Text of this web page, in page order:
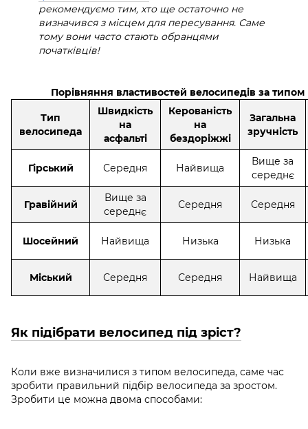
рекомендуємо тим, хто ще остаточно не
визначився з місцем для пересування. Саме
тому вони часто стають обранцями
початківців!
Порівняння властивостей велосипедів за типом
Тип
велосипеда
Швидкість
на
асфальті
Керованість
на
бездоріжжі
Загальна
зручність
Гірський Середня Найвища
Вище за
середнє
Гравійний
Вище за
середнє
Середня Середня
Шосейний Найвища Низька Низька
Міський Середня Середня Найвища
Як підібрати велосипед під зріст?
Коли вже визначилися з типом велосипеда, саме час
зробити правильний підбір велосипеда за зростом.
Зробити це можна двома способами: